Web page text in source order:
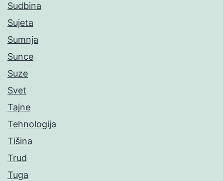
Sudbina
Sujeta
Sumnja
Sunce
Suze
Svet
Tajne
Tehnologija
Tišina
Trud
Tuga